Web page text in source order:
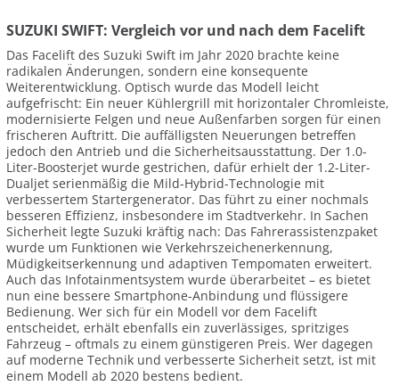
SUZUKI SWIFT: Vergleich vor und nach dem Facelift
Das Facelift des Suzuki Swift im Jahr 2020 brachte keine
radikalen Änderungen, sondern eine konsequente
Weiterentwicklung. Optisch wurde das Modell leicht
aufgefrischt: Ein neuer Kühlergrill mit horizontaler Chromleiste,
modernisierte Felgen und neue Außenfarben sorgen für einen
frischeren Auftritt. Die auffälligsten Neuerungen betreffen
jedoch den Antrieb und die Sicherheitsausstattung. Der 1.0-
Liter-Boosterjet wurde gestrichen, dafür erhielt der 1.2-Liter-
Dualjet serienmäßig die Mild-Hybrid-Technologie mit
verbessertem Startergenerator. Das führt zu einer nochmals
besseren Effizienz, insbesondere im Stadtverkehr. In Sachen
Sicherheit legte Suzuki kräftig nach: Das Fahrerassistenzpaket
wurde um Funktionen wie Verkehrszeichenerkennung,
Müdigkeitserkennung und adaptiven Tempomaten erweitert.
Auch das Infotainmentsystem wurde überarbeitet – es bietet
nun eine bessere Smartphone-Anbindung und flüssigere
Bedienung. Wer sich für ein Modell vor dem Facelift
entscheidet, erhält ebenfalls ein zuverlässiges, spritziges
Fahrzeug – oftmals zu einem günstigeren Preis. Wer dagegen
auf moderne Technik und verbesserte Sicherheit setzt, ist mit
einem Modell ab 2020 bestens bedient.